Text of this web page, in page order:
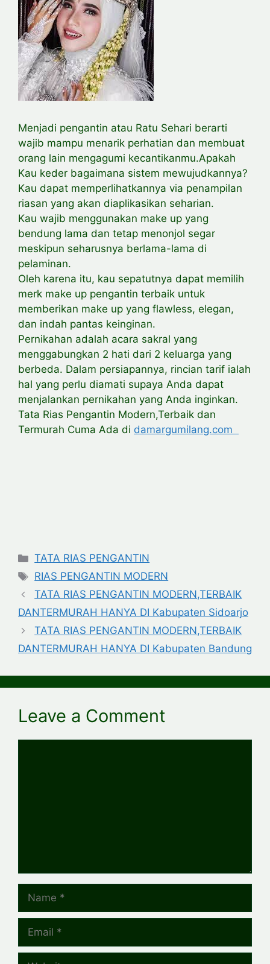
Menjadi pengantin atau Ratu Sehari berarti
wajib mampu menarik perhatian dan membuat
orang lain mengagumi kecantikanmu.Apakah
Kau keder bagaimana sistem mewujudkannya?
Kau dapat memperlihatkannya via penampilan
riasan yang akan diaplikasikan seharian.
Kau wajib menggunakan make up yang
bendung lama dan tetap menonjol segar
meskipun seharusnya berlama-lama di
pelaminan.
Oleh karena itu, kau sepatutnya dapat memilih
merk make up pengantin terbaik untuk
memberikan make up yang flawless, elegan,
dan indah pantas keinginan.
Pernikahan adalah acara sakral yang
menggabungkan 2 hati dari 2 keluarga yang
berbeda. Dalam persiapannya, rincian tarif ialah
hal yang perlu diamati supaya Anda dapat
menjalankan pernikahan yang Anda inginkan.
Tata Rias Pengantin Modern,Terbaik dan
Termurah Cuma Ada di damargumilang.com
Categories
TATA RIAS PENGANTIN
Tags
RIAS PENGANTIN MODERN
TATA RIAS PENGANTIN MODERN,TERBAIK
DANTERMURAH HANYA DI Kabupaten Sidoarjo
TATA RIAS PENGANTIN MODERN,TERBAIK
DANTERMURAH HANYA DI Kabupaten Bandung
Leave a Comment
Name
Email
Website